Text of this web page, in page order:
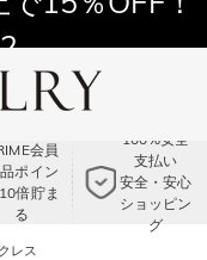
送無料！
15％OFF！
会員
ポイン
倍貯ま
る
100%安全
支払い
安全・安心
ショッピン
グ
レス